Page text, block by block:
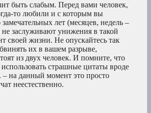
быть слабым. Перед вами человек,
то любили и с которым вы
лет (месяцев, недель –
заслуживают унижения в такой
своей жизни. Не опускайтесь так
их в вашем разрыве,
из двух человек. И помните, что
использовать страшные цитаты вроде
– на данный момент это просто
неестественно.